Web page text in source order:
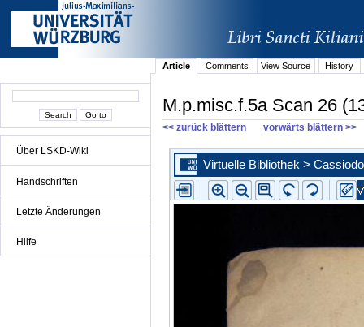
Über LSKD-Wiki
Handschriften
Letzte Änderungen
Hilfe
Article Comments View Source History
M.p.misc.f.5a Scan 26
<< zurück blättern vorwärts blättern >>